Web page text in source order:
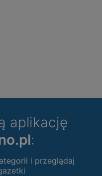
aplikację
:
i przeglądaj